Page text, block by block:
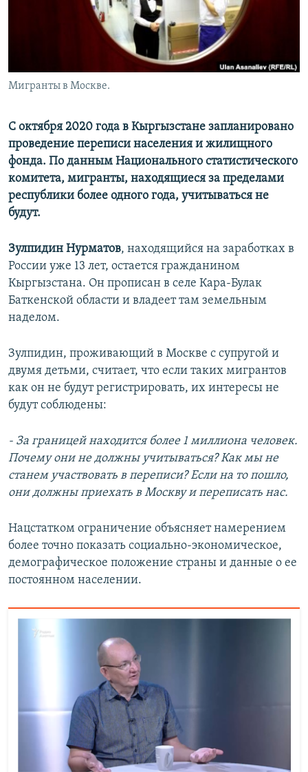
Мигранты в Москве.
С октября 2020 года в Кыргызстане запланировано
проведение переписи населения и жилищного
фонда. По данным Национального статистического
комитета, мигранты, находящиеся за пределами
республики более одного года, учитываться не
будут.
Зулпидин Нурматов, находящийся на заработках в
России уже 13 лет, остается гражданином
Кыргызстана. Он прописан в селе Кара-Булак
Баткенской области и владеет там земельным
наделом.
Зулпидин, проживающий в Москве с супругой и
двумя детьми, считает, что если таких мигрантов
как он не будут регистрировать, их интересы не
будут соблюдены:
- За границей находится более 1 миллиона человек.
Почему они не должны учитываться? Как мы не
станем участвовать в переписи? Если на то пошло,
они должны приехать в Москву и переписать нас.
Нацстатком ограничение объясняет намерением
более точно показать социально-экономическое,
демографическое положение страны и данные о ее
постоянном населении.